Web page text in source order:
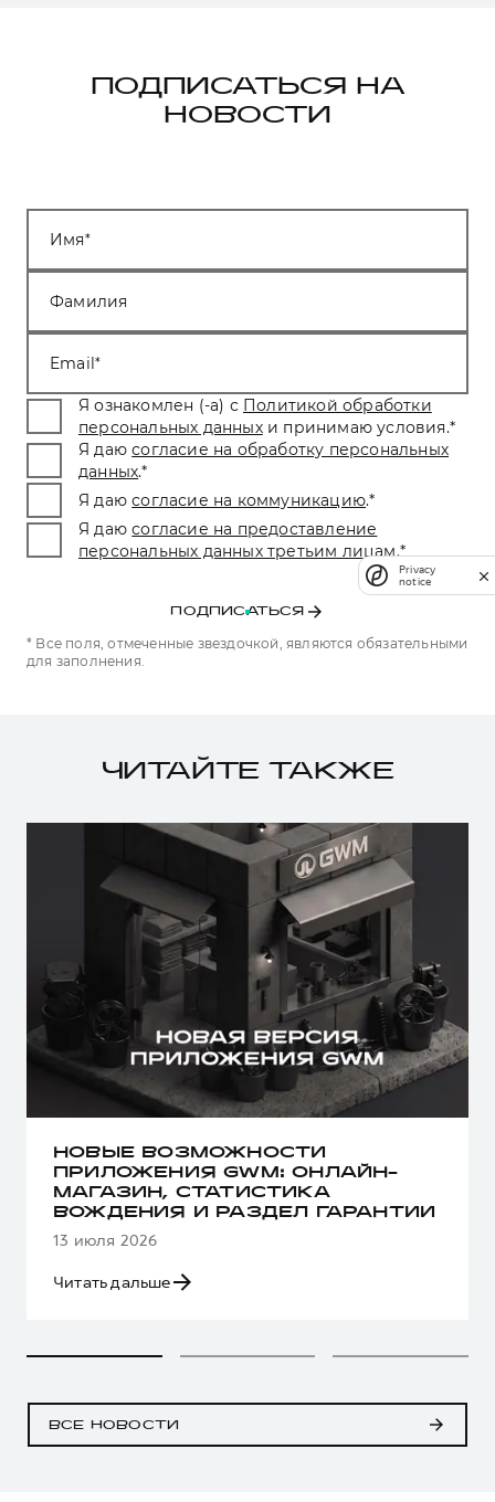
ПОДПИСАТЬСЯ НА
НОВОСТИ
Имя
Фамилия
Email
Я ознакомлен (-а) с Политикой обработки
персональных данных и принимаю условия.*
Я даю согласие на обработку персональных
данных.*
Я даю согласие на коммуникацию.*
Я даю согласие на предоставление
персональных данных третьим лицам.*
ПОДПИСАТЬСЯ
* Все поля, отмеченные звездочкой, являются обязательными
для заполнения.
ЧИТАЙТЕ ТАКЖЕ
НОВЫЕ ВОЗМОЖНОСТИ
ПРИЛОЖЕНИЯ GWM: ОНЛАЙН-
МАГАЗИН, СТАТИСТИКА
ВОЖДЕНИЯ И РАЗДЕЛ ГАРАНТИИ
13 июля 2026
Читать дальше
ВСЕ НОВОСТИ
Privacy
notice